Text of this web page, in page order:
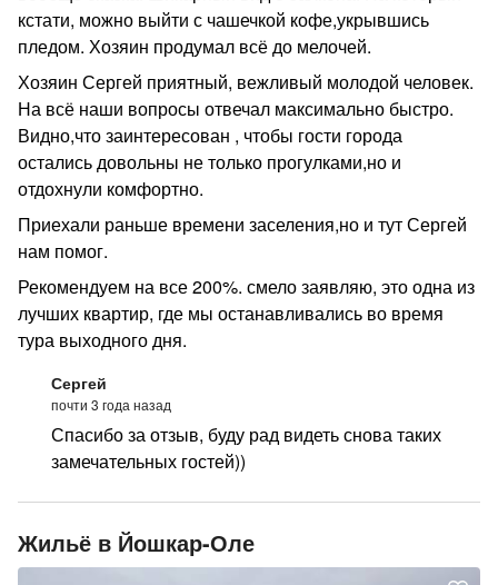
кстати, можно выйти с чашечкой кофе,укрывшись
пледом. Хозяин продумал всё до мелочей.
Хозяин Сергей приятный, вежливый молодой человек.
На всё наши вопросы отвечал максимально быстро.
Видно,что заинтересован , чтобы гости города
остались довольны не только прогулками,но и
отдохнули комфортно.
Приехали раньше времени заселения,но и тут Сергей
нам помог.
Рекомендуем на все 200%. смело заявляю, это одна из
лучших квартир, где мы останавливались во время
тура выходного дня.
Сергей
почти 3 года назад
Спасибо за отзыв, буду рад видеть снова таких
замечательных гостей))
Жильё в Йошкар-Оле